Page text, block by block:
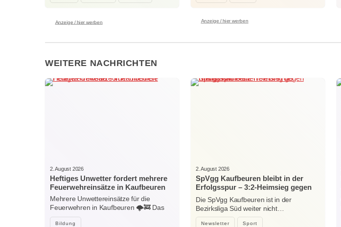
Anzeige / hier werben Anzeige / hier werben
WEITERE NACHRICHTEN
Bildung
2. August 2026
Heftiges Unwetter fordert mehrere
Feuerwehreinsätze in Kaufbeuren
Mehrere Unwettereinsätze für die
Feuerwehren in Kaufbeuren 🌩️🚒 Das
heftige…
Newsletter Sport
2. August 2026
SpVgg Kaufbeuren bleibt in der
Erfolgsspur – 3:2-Heimsieg gegen
Niedersonthofen
Die SpVgg Kaufbeuren ist in der
Bezirksliga Süd weiter nicht…